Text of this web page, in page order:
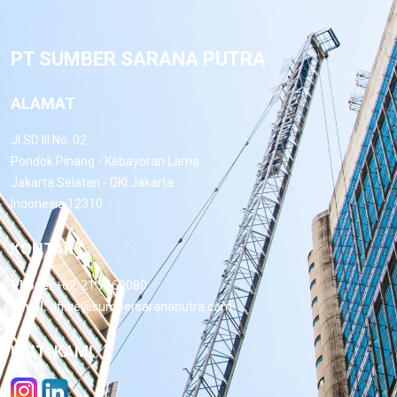
PT SUMBER SARANA PUTRA
ALAMAT
Jl.SD III No. 02
Pondok Pinang - Kebayoran Lama
Jakarta Selatan - DKI Jakarta
Indonesia 12310
KONTAK
Phone: +62-21 7660080
Email:office@sumbersaranaputra.com
IKUTI KAMI